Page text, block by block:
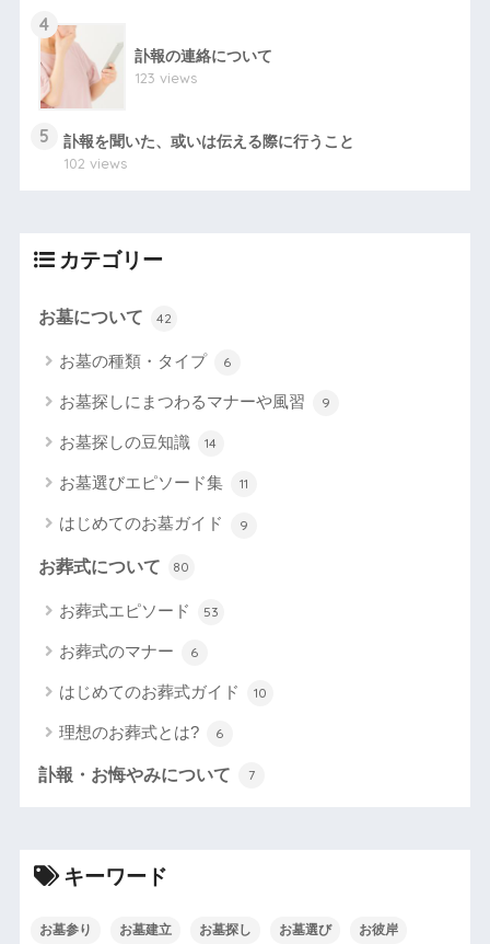
4
訃報の連絡について
123 views
5
訃報を聞いた、或いは伝える際に行うこと
102 views
カテゴリー
お墓について 42
お墓の種類・タイプ 6
お墓探しにまつわるマナーや風習 9
お墓探しの豆知識 14
お墓選びエピソード集 11
はじめてのお墓ガイド 9
お葬式について 80
お葬式エピソード 53
お葬式のマナー 6
はじめてのお葬式ガイド 10
理想のお葬式とは? 6
訃報・お悔やみについて 7
キーワード
お墓参り お墓建立 お墓探し お墓選び お彼岸